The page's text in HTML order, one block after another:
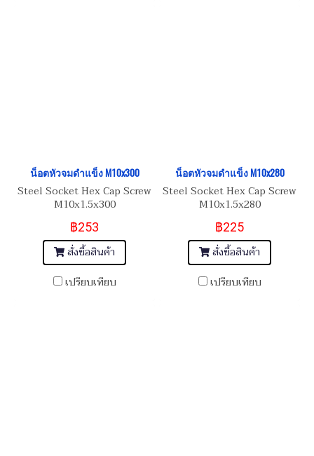
น็อตหัวจมดำแข็ง M10x300
Steel Socket Hex Cap Screw
M10x1.5x300
฿253
สั่งซื้อสินค้า
เปรียบเทียบ
น็อตหัวจมดำแข็ง M10x280
Steel Socket Hex Cap Screw
M10x1.5x280
฿225
สั่งซื้อสินค้า
เปรียบเทียบ